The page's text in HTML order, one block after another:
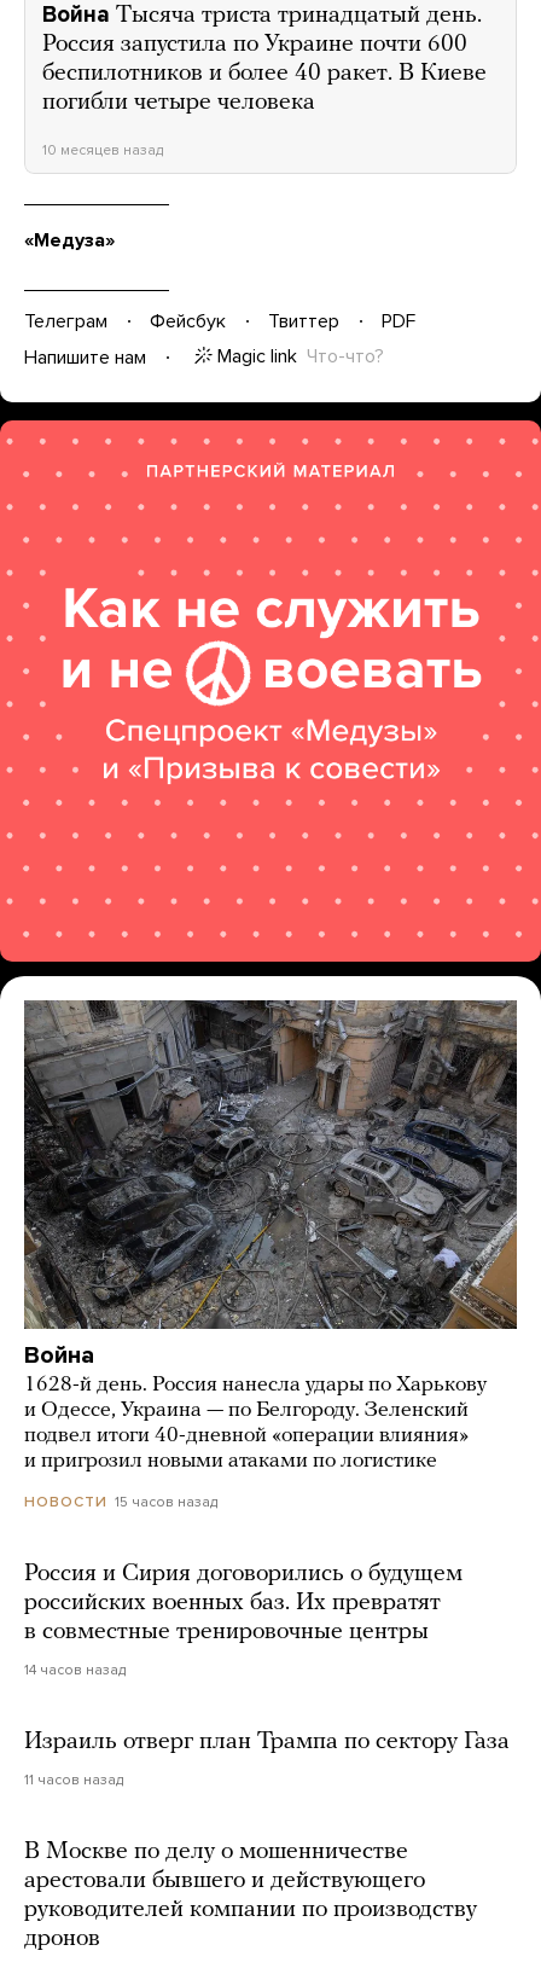
Война Тысяча триста тринадцатый день.
Россия запустила по Украине почти 600
беспилотников и более 40 ракет. В Киеве
погибли четыре человека
10 месяцев назад
«Медуза»
Телеграм Фейсбук Твиттер
PDF
Напишите нам
Magic link Что-что?
Война
1628-й день. Россия нанесла удары по Харькову
и Одессе, Украина — по Белгороду. Зеленский
подвел итоги 40-дневной «операции влияния»
и пригрозил новыми атаками по логистике
НОВОСТИ 15 часов назад
Россия и Сирия договорились о будущем
российских военных баз. Их превратят
в совместные тренировочные центры
14 часов назад
Израиль отверг план Трампа по сектору Газа
11 часов назад
В Москве по делу о мошенничестве
арестовали бывшего и действующего
руководителей компании по производству
дронов